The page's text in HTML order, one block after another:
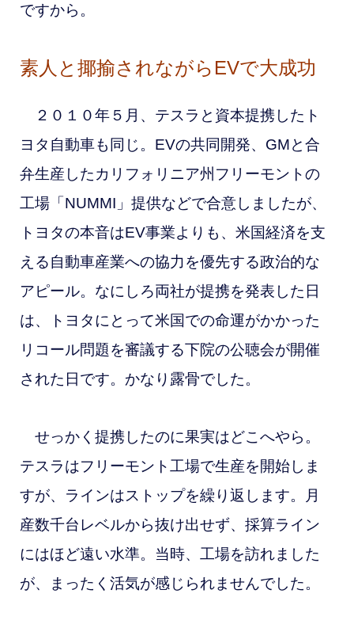
ですから。
素人と揶揄されながらEVで大成功
２０１０年５月、テスラと資本提携したト
ヨタ自動車も同じ。EVの共同開発、GMと合
弁生産したカリフォリニア州フリーモントの
工場「NUMMI」提供などで合意しましたが、
トヨタの本音はEV事業よりも、米国経済を支
える自動車産業への協力を優先する政治的な
アピール。なにしろ両社が提携を発表した日
は、トヨタにとって米国での命運がかかった
リコール問題を審議する下院の公聴会が開催
された日です。かなり露骨でした。
せっかく提携したのに果実はどこへやら。
テスラはフリーモント工場で生産を開始しま
すが、ラインはストップを繰り返します。月
産数千台レベルから抜け出せず、採算ライン
にはほど遠い水準。当時、工場を訪れました
が、まったく活気が感じられませんでした。